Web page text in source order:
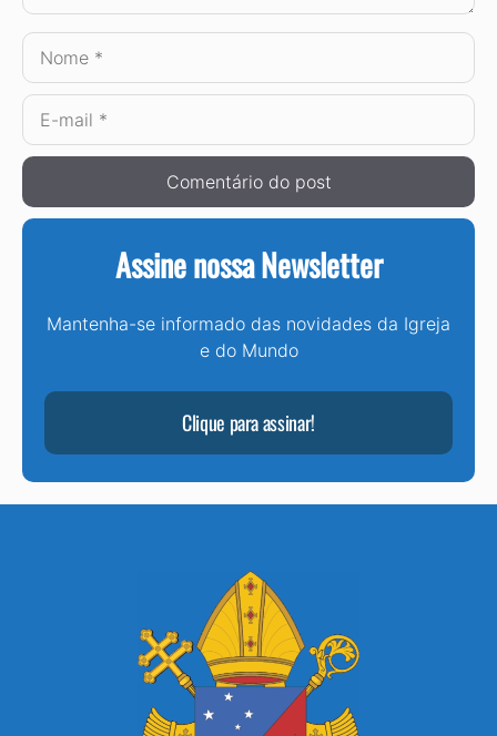
Nome
E-
mail
Assine nossa Newsletter
Mantenha-se informado das novidades da Igreja
e do Mundo
Clique para assinar!